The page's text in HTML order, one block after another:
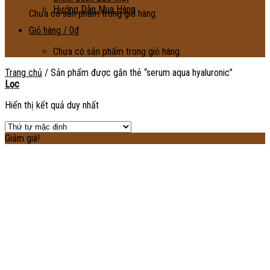
Chưa có sản phẩm trong giỏ hàng.
Hướng Dẫn Mua Hàng
Giỏ hàng / 0₫
Chưa có sản phẩm trong giỏ hàng.
Trang chủ / Sản phẩm được gắn thẻ “serum aqua hyaluronic”
Lọc
Hiển thị kết quả duy nhất
Giảm giá!